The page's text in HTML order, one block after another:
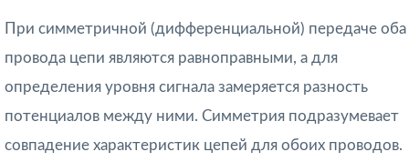
При симметричной (дифференциальной) передаче оба
провода цепи являются равноправными, а для
определения уровня сигнала замеряется разность
потенциалов между ними. Симметрия подразумевает
совпадение характеристик цепей для обоих проводов.